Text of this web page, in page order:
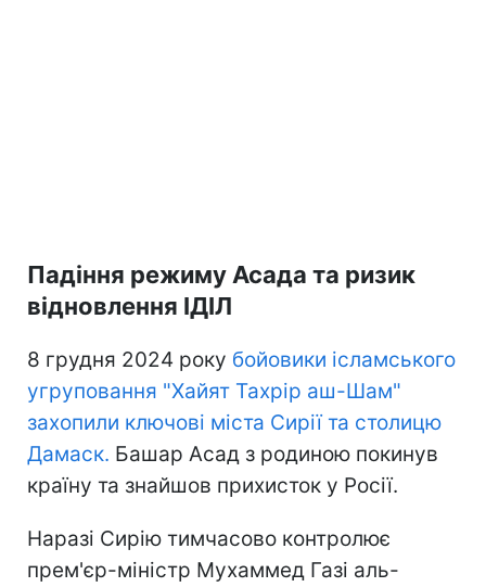
Падіння режиму Асада та ризик
відновлення ІДІЛ
8 грудня 2024 року бойовики ісламського
угруповання "Хайят Тахрір аш-Шам"
захопили ключові міста Сирії та столицю
Дамаск. Башар Асад з родиною покинув
країну та знайшов прихисток у Росії.
Наразі Сирію тимчасово контролює
прем'єр-міністр Мухаммед Газі аль-